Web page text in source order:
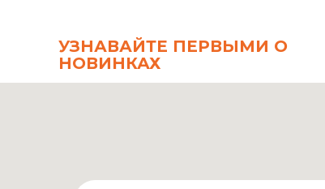
УЗНАВАЙТЕ ПЕРВЫМИ О
НОВИНКАХ